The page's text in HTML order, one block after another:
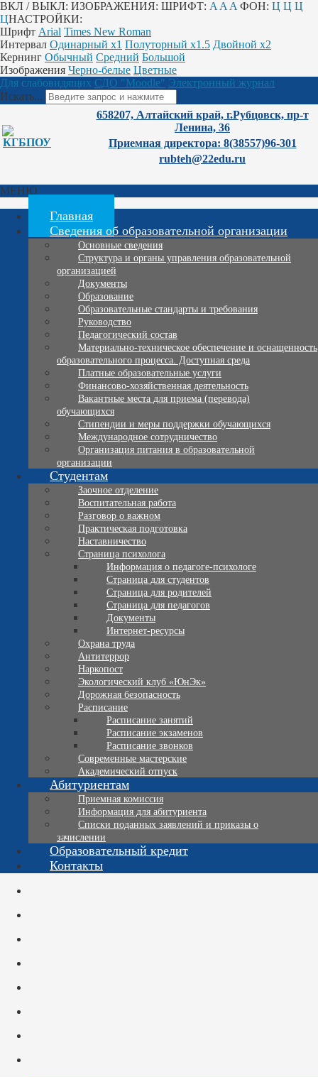
ВКЛ / ВЫКЛ: ИЗОБРАЖЕНИЯ: ШРИФТ: A A A ФОН: Ц Ц Ц
ЦНАСТРОЙКИ:
Шрифт Arial Times New Roman
Интервал Одинарный х1 Полуторный х1.5 Двойной х2
Кернинг Обычный Средний Большой
Изображения Черно-белые Цветные
Для слабовидящих СДО "Moodle" Электронный журнал
Искать...
658207, Алтайский край, г.Рубцовск, пр-т
Ленина, 36
Приемная директора: 8(38557)96-301
rubteh@22edu.ru
МЕНЮ
Главная
Сведения об образовательной организации
Основные сведения
Структура и органы управления образовательной
организацией
Документы
Образование
Образовательные стандарты и требования
Руководство
Педагогический состав
Материально-техническое обеспечение и оснащенность
образовательного процесса. Доступная среда
Платные образовательные услуги
Финансово-хозяйственная деятельность
Вакантные места для приема (перевода)
обучающихся
Стипендии и меры поддержки обучающихся
Международное сотрудничество
Организация питания в образовательной
организации
Студентам
Заочное отделение
Воспитательная работа
Разговор о важном
Практическая подготовка
Наставничество
Страница психолога
Информация о педагоге-психологе
Страница для студентов
Страница для родителей
Страница для педагогов
Документы
Интернет-ресурсы
Охрана труда
Антитеррор
Наркопост
Экологический клуб «ЮнЭк»
Дорожная безопасность
Расписание
Расписание занятий
Расписание экзаменов
Расписание звонков
Современные мастерские
Академический отпуск
Абитуриентам
Приемная комиссия
Информация для абитуриента
Списки поданных заявлений и приказы о
зачислении
Образовательный кредит
Контакты